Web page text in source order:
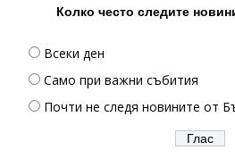
Колко често следите
Всеки ден
Само при важни събития
Почти не следя новините от